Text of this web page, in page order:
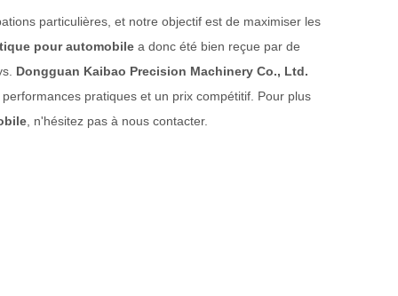
particulières, et notre objectif est de maximiser les
pour automobile a donc été bien reçue par de
Dongguan Kaibao Precision Machinery Co., Ltd.
pratiques et un prix compétitif. Pour plus
, n'hésitez pas à nous contacter.